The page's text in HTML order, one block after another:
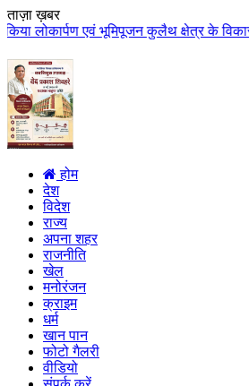
ताज़ा ख़बर
कुलैथ क्षेत्र के विकास के लिये की बड़ी-
होम
देश
विदेश
राज्य
अपना शहर
राजनीति
खेल
मनोरंजन
क्राइम
धर्म
खान पान
फोटो गैलरी
वीडियो